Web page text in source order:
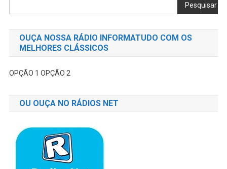
Pesquisar
OUÇA NOSSA RÁDIO INFORMATUDO COM OS
MELHORES CLÁSSICOS
OPÇÃO 1 OPÇÃO 2
OU OUÇA NO RÁDIOS NET